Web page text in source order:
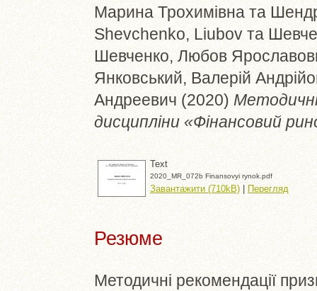
Марина Трохимівна та
Shevchenko, Liubov та
Шевченко, Любов
Янковський, Валерій
Андреевич (2020)
дисципліни «Фінансовий
Text
2020_MR_072b Finansovyi rynok.pdf
Завантажити (710kB) | Перегляд
Резюме
Методичні рекомендації